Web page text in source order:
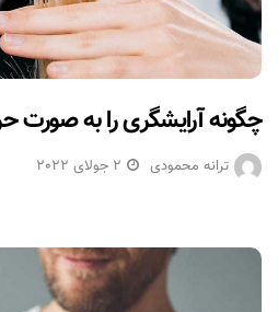
چگونه آرایشگری را به صورت
ترانه محمودی 2 جولای 2022